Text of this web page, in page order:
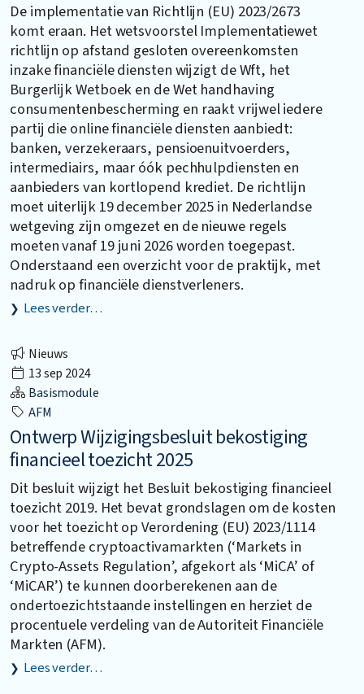
De implementatie van Richtlijn (EU) 2023/2673
komt eraan. Het wetsvoorstel Implementatiewet
richtlijn op afstand gesloten overeenkomsten
inzake financiële diensten wijzigt de Wft, het
Burgerlijk Wetboek en de Wet handhaving
consumentenbescherming en raakt vrijwel iedere
partij die online financiële diensten aanbiedt:
banken, verzekeraars, pensioenuitvoerders,
intermediairs, maar óók pechhulpdiensten en
aanbieders van kortlopend krediet. De richtlijn
moet uiterlijk 19 december 2025 in Nederlandse
wetgeving zijn omgezet en de nieuwe regels
moeten vanaf 19 juni 2026 worden toegepast.
Onderstaand een overzicht voor de praktijk, met
nadruk op financiële dienstverleners.
Lees verder…
Nieuws
13 sep 2024
Basismodule
AFM
Ontwerp Wijzigingsbesluit bekostiging
financieel toezicht 2025
Dit besluit wijzigt het Besluit bekostiging financieel
toezicht 2019. Het bevat grondslagen om de kosten
voor het toezicht op Verordening (EU) 2023/1114
betreffende cryptoactivamarkten (‘Markets in
Crypto-Assets Regulation’, afgekort als ‘MiCA’ of
‘MiCAR’) te kunnen doorberekenen aan de
ondertoezichtstaande instellingen en herziet de
procentuele verdeling van de Autoriteit Financiële
Markten (AFM).
Lees verder…